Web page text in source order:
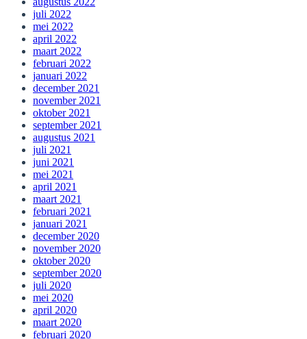
juli 2022
mei 2022
april 2022
maart 2022
februari 2022
januari 2022
december 2021
november 2021
oktober 2021
september 2021
augustus 2021
juli 2021
juni 2021
mei 2021
april 2021
maart 2021
februari 2021
januari 2021
december 2020
november 2020
oktober 2020
september 2020
juli 2020
mei 2020
april 2020
maart 2020
februari 2020